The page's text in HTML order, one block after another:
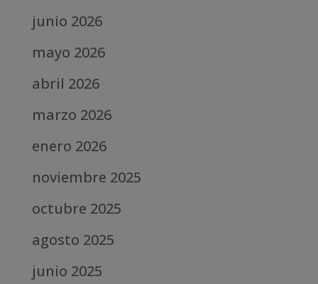
junio 2026
mayo 2026
abril 2026
marzo 2026
enero 2026
noviembre 2025
octubre 2025
agosto 2025
junio 2025